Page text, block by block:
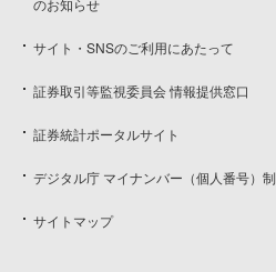
のお知らせ
サイト・SNSのご利用にあたって
証券取引等監視委員会 情報提供窓口
証券統計ポータルサイト
デジタル庁 マイナンバー（個人番号）
サイトマップ